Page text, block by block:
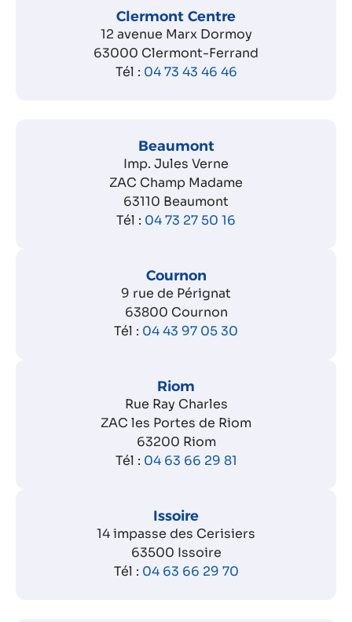
Clermont Centre
12 avenue Marx Dormoy
63000 Clermont-Ferrand
Tél : 04 73 43 46 46
Beaumont
Imp. Jules Verne
ZAC Champ Madame
63110 Beaumont
Tél : 04 73 27 50 16
Cournon
9 rue de Pérignat
63800 Cournon
Tél : 04 43 97 05 30
Riom
Rue Ray Charles
ZAC les Portes de Riom
63200 Riom
Tél : 04 63 66 29 81
Issoire
14 impasse des Cerisiers
63500 Issoire
Tél : 04 63 66 29 70